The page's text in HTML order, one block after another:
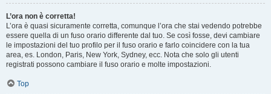
L’ora non è corretta!
L’ora è quasi sicuramente corretta, comunque l’ora che stai vedendo potrebbe
essere quella di un fuso orario differente dal tuo. Se così fosse, devi cambiare
le impostazioni del tuo profilo per il fuso orario e farlo coincidere con la tua
area, es. London, Paris, New York, Sydney, ecc. Nota che solo gli utenti
registrati possono cambiare il fuso orario e molte impostazioni.
Top